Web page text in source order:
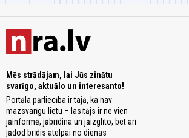
Mēs strādājam, lai Jūs zinātu
svarīgo, aktuālo un interesanto!
Portāla pārliecība ir tajā, ka nav
mazsvarīgu lietu – lasītājs ir ne vien
jāinformē, jābrīdina un jāizglīto, bet arī
jādod brīdis atelpai no dienas